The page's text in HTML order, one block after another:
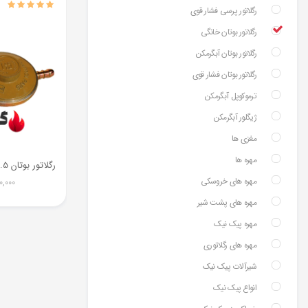
رگلاتور پرسی فشار قوی
رگلاتور بوتان خانگی
رگلاتور بوتان آبگرمکن
رگلاتور بوتان فشار قوی
ترموکوپل آبگرمکن
ژیگلور آبگرمکن
مغزی ها
مهره ها
مهره های خروسکی
مهره های پشت شیر
مهره پیک نیک
مهره های رگلاتوری
شیرآلات پیک نیک
انواع پیک نیک